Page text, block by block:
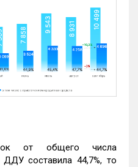
от общего числа
составила 44,7%, то